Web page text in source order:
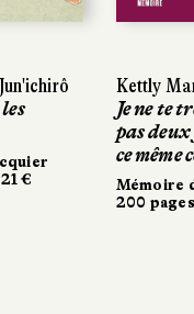
€
Kettly
Je ne te
pas
ce même
Mémoire
200
€
Kettly
Je ne te
pas
ce même
Mémoire
200